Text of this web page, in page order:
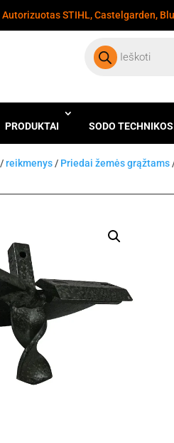
Autorizuotas STIHL, Castelgarden,
search
PRODUKTAI SODO
/reikmenys / Priedai žemės grąžtams